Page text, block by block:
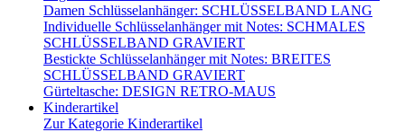
Damen Schlüsselanhänger: SCHLÜSSELBAND LANG
Individuelle Schlüsselanhänger mit Notes: SCHMALES
SCHLÜSSELBAND GRAVIERT
Bestickte Schlüsselanhänger mit Notes: BREITES
SCHLÜSSELBAND GRAVIERT
Gürteltasche: DESIGN RETRO-MAUS
Kinderartikel
Zur Kategorie Kinderartikel